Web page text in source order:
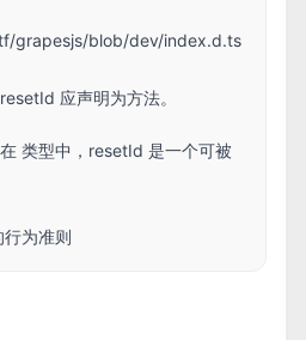
grapesjs/blob/dev/index.d.ts
应声明为方法。
类型中，resetId 是一个可被
为准则